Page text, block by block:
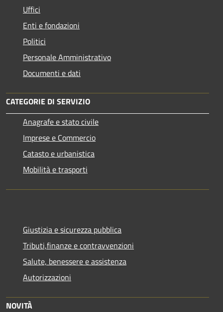
Uffici
Enti e fondazioni
Politici
Personale Amministrativo
Documenti e dati
CATEGORIE DI SERVIZIO
Anagrafe e stato civile
Imprese e Commercio
Catasto e urbanistica
Mobilità e trasporti
Giustizia e sicurezza pubblica
Tributi,finanze e contravvenzioni
Salute, benessere e assistenza
Autorizzazioni
NOVITÀ